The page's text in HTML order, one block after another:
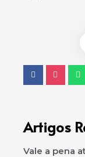
Artigos
Vale a pena